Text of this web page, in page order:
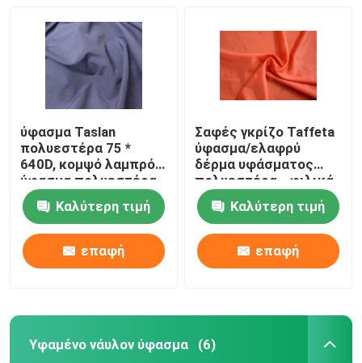
ύφασμα Taslan
πολυεστέρα 75 *
640D, κομψό λαμπρό
ύφασμα πολυεστέρα
GSM 150
Καλύτερη τιμή
επαφή
Σαφές γκρίζο Taffeta
ύφασμα/ελαφρύ
δέρμα υφάσματος
πολυεστέρα - φιλικά
Καλύτερη τιμή
επαφή
Υφαμένο νάυλον ύφασμα (6)